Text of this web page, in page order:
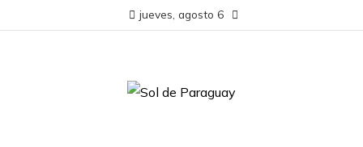
jueves, agosto 6